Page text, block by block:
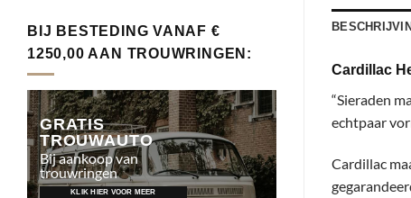
BIJ BESTEDING VANAF €
1250,00 AAN TROUWRINGEN:
GRATIS
TROUWAUTO
Bij aankoop van
trouwringen
KLIK HIER VOOR MEER
Cardillac
“Sieraden
echtpaar
Cardillac